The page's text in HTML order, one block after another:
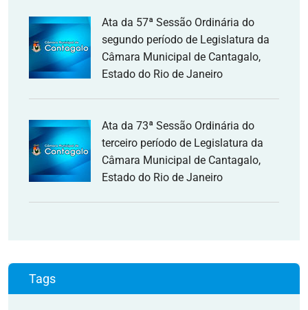
Ata da 57ª Sessão Ordinária do
segundo período de Legislatura da
Câmara Municipal de Cantagalo,
Estado do Rio de Janeiro
Ata da 73ª Sessão Ordinária do
terceiro período de Legislatura da
Câmara Municipal de Cantagalo,
Estado do Rio de Janeiro
Tags